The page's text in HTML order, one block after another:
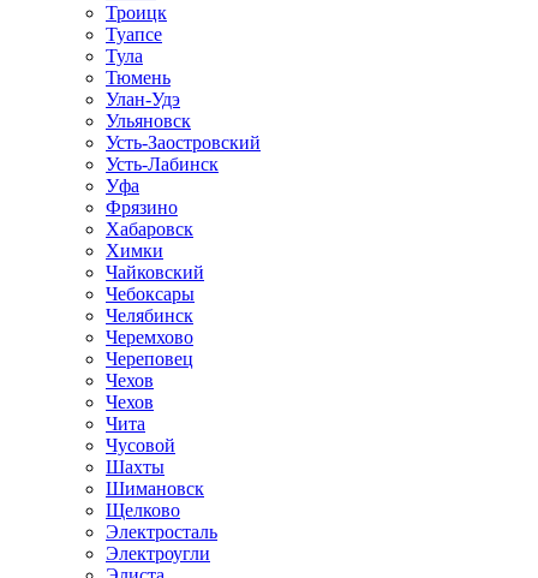
Троицк
Туапсе
Тула
Тюмень
Улан-Удэ
Ульяновск
Усть-Заостровский
Усть-Лабинск
Уфа
Фрязино
Хабаровск
Химки
Чайковский
Чебоксары
Челябинск
Черемхово
Череповец
Чехов
Чехов
Чита
Чусовой
Шахты
Шимановск
Щелково
Электросталь
Электроугли